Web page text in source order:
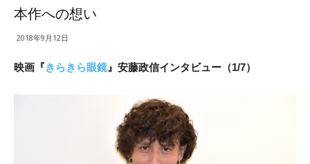
本作への想い
2018年9月12日
映画『きらきら眼鏡』安藤政信インタビュー（1/7）